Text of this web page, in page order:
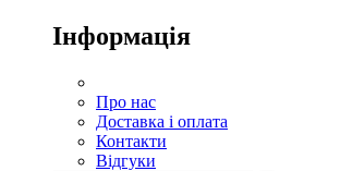
Інформація
Про нас
Доставка і оплата
Контакти
Відгуки